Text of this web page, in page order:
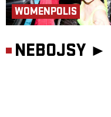
WOMENPOLIS
NEBOJSY ►